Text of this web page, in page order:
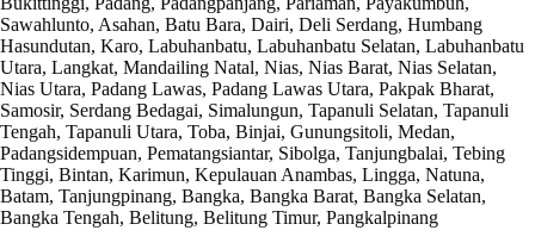
Sawahlunto, Asahan, Batu Bara, Dairi, Deli Serdang, Humbang
Hasundutan, Karo, Labuhanbatu, Labuhanbatu Selatan, Labuhanbatu
Utara, Langkat, Mandailing Natal, Nias, Nias Barat, Nias Selatan,
Nias Utara, Padang Lawas, Padang Lawas Utara, Pakpak Bharat,
Samosir, Serdang Bedagai, Simalungun, Tapanuli Selatan, Tapanuli
Tengah, Tapanuli Utara, Toba, Binjai, Gunungsitoli, Medan,
Padangsidempuan, Pematangsiantar, Sibolga, Tanjungbalai, Tebing
Tinggi, Bintan, Karimun, Kepulauan Anambas, Lingga, Natuna,
Batam, Tanjungpinang, Bangka, Bangka Barat, Bangka Selatan,
Bangka Tengah, Belitung, Belitung Timur, Pangkalpinang